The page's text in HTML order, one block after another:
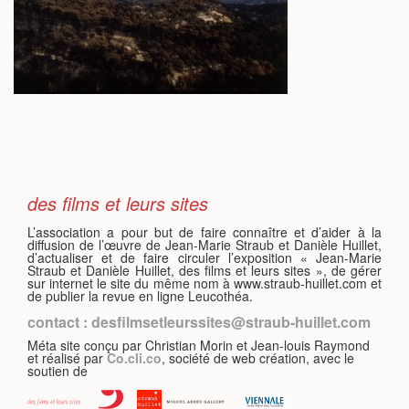
des films et leurs sites
L’association a pour but de faire connaître et d’aider à la
diffusion de l’œuvre de Jean-Marie Straub et Danièle Huillet,
d’actualiser et de faire circuler l’exposition « Jean-Marie
Straub et Danièle Huillet, des films et leurs sites », de gérer
sur internet le site du même nom à www.straub-huillet.com et
de publier la revue en ligne Leucothéa.
contact : desfilmsetleurssites@straub-huillet.com
Méta site conçu par Christian Morin et Jean-louis Raymond
et réalisé par Co.cli.co, société de web création, avec le
soutien de